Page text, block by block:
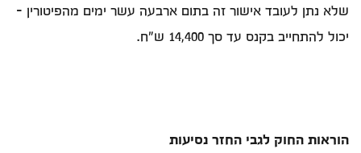
שלא נתן לעובד אישור זה בתום ארבעה עשר ימים מהפיטורין -
יכול להתחייב בקנס עד סך 14,400 ש"ח.
הוראות החוק לגבי החזר נסיעות